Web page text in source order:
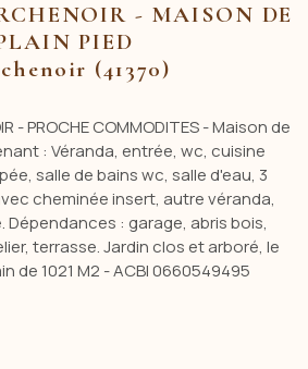
- MAISON DE
PIED
(41370)
- PROCHE COMMODITES - Maison de
: Véranda, entrée, wc, cuisine
salle de bains wc, salle d'eau, 3
cheminée insert, autre véranda,
Dépendances : garage, abris bois,
terrasse. Jardin clos et arboré, le
de 1021 M2 - ACBI 0660549495